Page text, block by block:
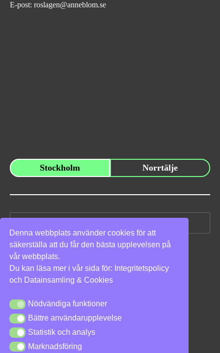
Denna webbplats använder cookies för att
säkerställa att du får den bästa upplevelsen på
vår webbplats.
Du kan läsa mer i vår sida för: Integritetspolicy
och Datainsamling & Cookies
Nödvändiga funktioner
Nödvändiga funktioner
Bättre användarupplevelse
Bättre användarupplevelse
Statistik och analys
Statistik och analys
Marknadsföring
Marknadsföring
E-post: roslagen@anneblom.se
Stockholm Norrtälje
Sök
efter:
Vi stöder
Integritetspolicy|